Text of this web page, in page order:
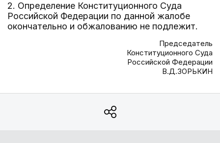
2. Определение Конституционного Суда
Российской Федерации по данной жалобе
окончательно и обжалованию не подлежит.
Председатель
Конституционного Суда
Российской Федерации
В.Д.ЗОРЬКИН